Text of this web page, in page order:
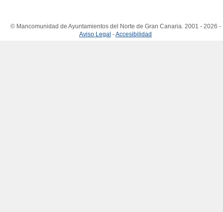
© Mancomunidad de Ayuntamientos del Norte de Gran Canaria. 2001 - 2026 -
Aviso Legal -Accesibilidad